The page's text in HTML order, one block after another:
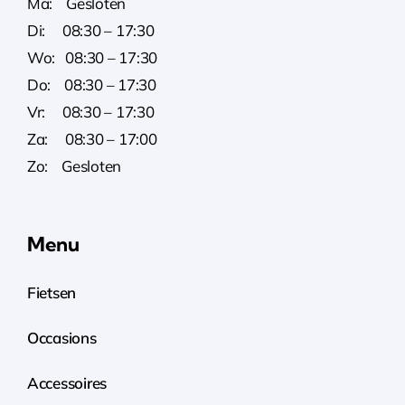
Di: 08:30 – 17:30
Wo: 08:30 – 17:30
Do: 08:30 – 17:30
Vr: 08:30 – 17:30
Za: 08:30 – 17:00
Zo: Gesloten
Menu
Fietsen
Occasions
Accessoires